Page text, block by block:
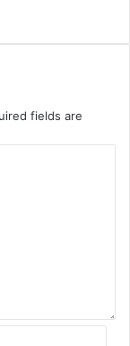
fields are